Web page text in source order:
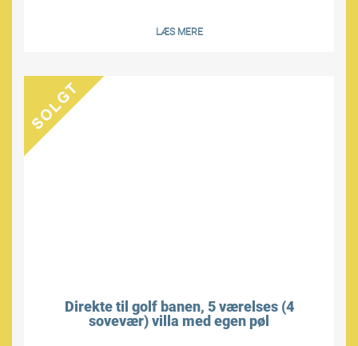
LÆS MERE
Direkte til golf banen, 5 værelses (4
sovevær) villa med egen pøl